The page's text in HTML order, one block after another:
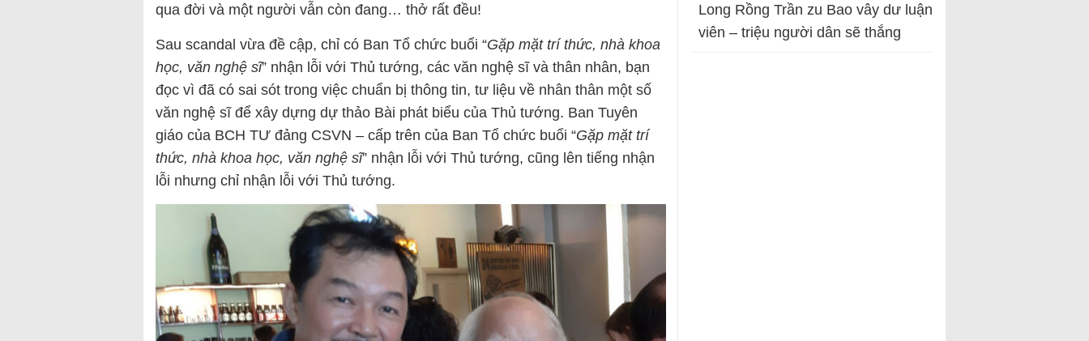
qua đời và một người vẫn còn đang… thở rất đều!
Sau scandal vừa đề cập, chỉ có Ban Tổ chức buổi “Gặp mặt trí thức, nhà khoa
học, văn nghệ sĩ” nhận lỗi với Thủ tướng, các văn nghệ sĩ và thân nhân, bạn
đọc vì đã có sai sót trong việc chuẩn bị thông tin, tư liệu về nhân thân một số
văn nghệ sĩ để xây dựng dự thảo Bài phát biểu của Thủ tướng. Ban Tuyên
giáo của BCH TƯ đảng CSVN – cấp trên của Ban Tổ chức buổi “Gặp mặt trí
thức, nhà khoa học, văn nghệ sĩ” nhận lỗi với Thủ tướng, cũng lên tiếng nhận
lỗi nhưng chỉ nhận lỗi với Thủ tướng.
Long Rồng Trần zu Bao vây dư luận
viên – triệu người dân sẽ thắng